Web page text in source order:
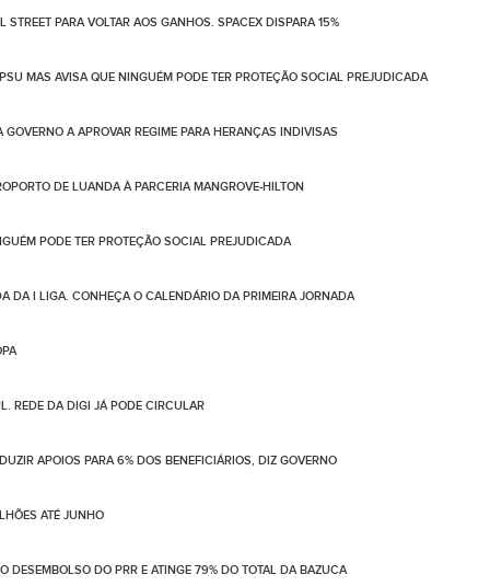
PARA VOLTAR AOS GANHOS. SPACEX DISPARA 15%
MAS AVISA QUE NINGUÉM PODE TER PROTEÇÃO SOCIAL PREJUDICADA
A APROVAR REGIME PARA HERANÇAS INDIVISAS
DE LUANDA À PARCERIA MANGROVE-HILTON
PODE TER PROTEÇÃO SOCIAL PREJUDICADA
DA I LIGA. CONHEÇA O CALENDÁRIO DA PRIMEIRA JORNADA
REDE DA DIGI JÁ PODE CIRCULAR
APOIOS PARA 6% DOS BENEFICIÁRIOS, DIZ GOVERNO
ATÉ JUNHO
DESEMBOLSO DO PRR E ATINGE 79% DO TOTAL DA BAZUCA